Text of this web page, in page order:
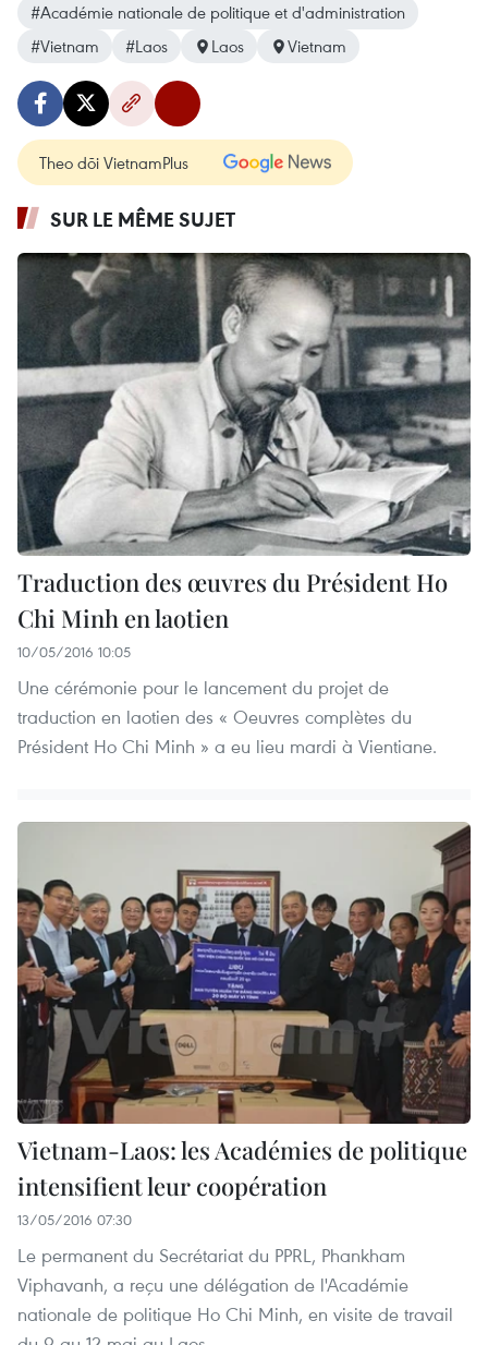
#Académie nationale de politique et d'administration
#Vietnam
#Laos Laos Vietnam
Theo dõi VietnamPlus
SUR LE MÊME SUJET
Traduction des œuvres du Président Ho
Chi Minh en laotien
10/05/2016 10:05
Une cérémonie pour le lancement du projet de
traduction en laotien des « Oeuvres complètes du
Président Ho Chi Minh » a eu lieu mardi à Vientiane.
Vietnam-Laos: les Académies de politique
intensifient leur coopération
13/05/2016 07:30
Le permanent du Secrétariat du PPRL, Phankham
Viphavanh, a reçu une délégation de l'Académie
nationale de politique Ho Chi Minh, en visite de travail